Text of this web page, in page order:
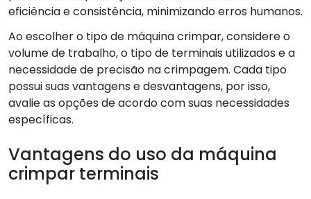
eficiência e consistência, minimizando erros humanos.
Ao escolher o tipo de máquina crimpar, considere o
volume de trabalho, o tipo de terminais utilizados e a
necessidade de precisão na crimpagem. Cada tipo
possui suas vantagens e desvantagens, por isso,
avalie as opções de acordo com suas necessidades
específicas.
Vantagens do uso da máquina
crimpar terminais